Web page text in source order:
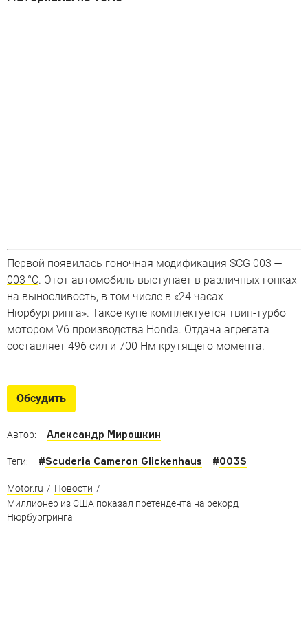
Первой появилась гоночная модификация SCG 003 —
003 °C. Этот автомобиль выступает в различных гонках
на выносливость, в том числе в «24 часах
Нюрбургринга». Такое купе комплектуется твин-турбо
мотором V6 производства Honda. Отдача агрегата
составляет 496 сил и 700 Нм крутящего момента.
Обсудить
Автор: Александр Мирошкин
Теги: #Scuderia Cameron Glickenhaus #003S
Motor.ru / Новости /
Миллионер из США показал претендента на рекорд
Нюрбургринга